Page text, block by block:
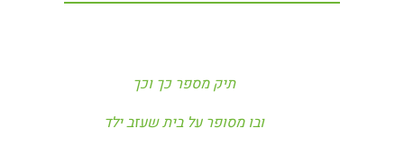
תיק מספר כך וכך
ובו מסופר על בית שעזב ילד